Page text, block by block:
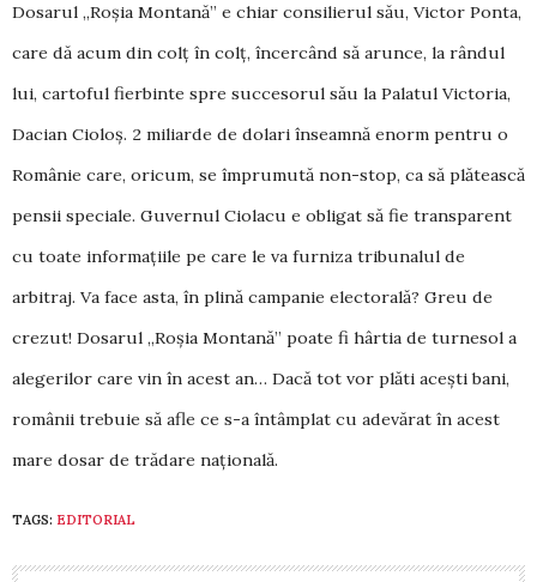
Dosarul „Roșia Mon­tană” e chiar consilierul său, Victor Ponta,
care dă acum din colț în colț, încercând să arunce, la rândul
lui, cartoful fierbinte spre succesorul său la Palatul Victoria,
Dacian Cioloș. 2 miliarde de dolari înseamnă enorm pentru o
Românie care, oricum, se împrumută non-stop, ca să plătească
pensii speciale. Guvernul Ciolacu e obligat să fie trans­parent
cu toate informațiile pe care le va furniza tribunalul de
arbitraj. Va face asta, în plină cam­panie electorală? Greu de
crezut! Do­sarul „Roșia Montană” poate fi hârtia de tur­nesol a
alegerilor care vin în acest an… Dacă tot vor plăti acești bani,
românii trebuie să afle ce s-a întâmplat cu ade­vărat în acest
mare dosar de trădare na­țională.
TAGS: EDITORIAL